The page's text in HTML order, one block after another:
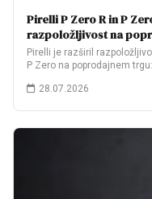
Pirelli P Zero R in P
razpoložljivost na
Pirelli je razširil
P Zero na poprodajnem
28.07.2026